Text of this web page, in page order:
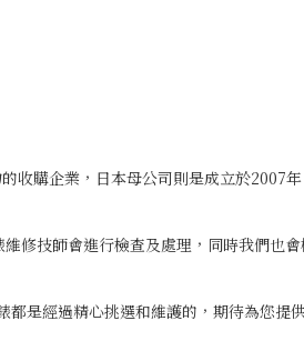
收購企業，日本母公司則是成立於2007
修技師會進行檢查及處理，同時我們也
是經過精心挑選和維護的，期待為您提